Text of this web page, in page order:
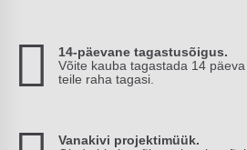
14-päevane tagastusõigus.
Võite kauba tagastada 14
teile raha tagasi.
Vanakivi projektimüük.